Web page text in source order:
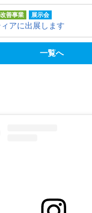
善事業 展示会
アに出展します
一覧へ